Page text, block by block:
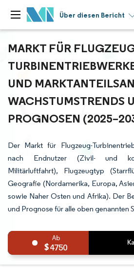
Über diesen Bericht
MARKT FÜR
TURBINENTRIEBWERKE
ND
ACHSTUMSTRENDS
ROGNOSEN
Der Markt für Flugzeug-
nach Endnutzer (Zivil- und
Militärluftfahrt), Flugzeugtyp
Geografie (Nordamerika, Europa,
sowie Naher Osten und Afrika). Der
und Prognose für alle oben genannten
4750